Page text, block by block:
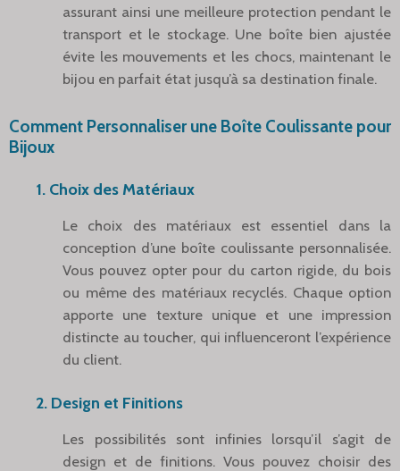
assurant ainsi une meilleure protection pendant le
transport et le stockage. Une boîte bien ajustée
évite les mouvements et les chocs, maintenant le
bijou en parfait état jusqu’à sa destination finale.
Comment Personnaliser une Boîte Coulissante pour
Bijoux
1. Choix des Matériaux
Le choix des matériaux est essentiel dans la
conception d’une boîte coulissante personnalisée.
Vous pouvez opter pour du carton rigide, du bois
ou même des matériaux recyclés. Chaque option
apporte une texture unique et une impression
distincte au toucher, qui influenceront l’expérience
du client.
2. Design et Finitions
Les possibilités sont infinies lorsqu’il s’agit de
design et de finitions. Vous pouvez choisir des